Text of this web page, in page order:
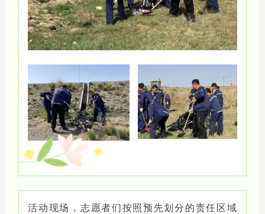
活动现场，志愿者们按照预先划分的责任区域